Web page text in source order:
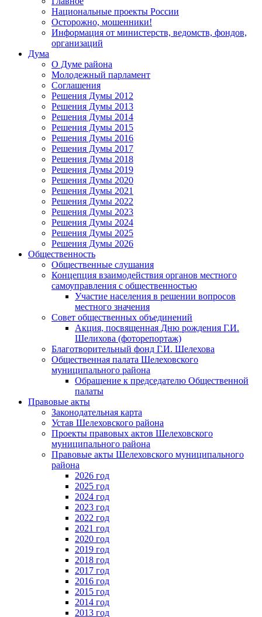
Национальные проекты России
Осторожно, мошенники!
Информация от министерств, ведомств, фондов,
организаций
Дума
О Думе района
Молодежный парламент
Соглашения
Решения Думы 2012
Решения Думы 2013
Решения Думы 2014
Решения Думы 2015
Решения Думы 2016
Решения Думы 2017
Решения Думы 2018
Решения Думы 2019
Решения Думы 2020
Решения Думы 2021
Решения Думы 2022
Решения Думы 2023
Решения Думы 2024
Решения Думы 2025
Решения Думы 2026
Общественность
Общественные слушания
Концепция взаимодействия органов местного
самоуправления с общественностью
Участие населения в решении вопросов
местного значения
Совет общественных объединений
Акция, посвященная Дню рождения Г.И.
Шелихова (фоторепортаж)
Благотворительный фонд Г.И. Шелехова
Общественная палата Шелеховского
муниципального района
Обращение к председателю Общественной
палаты
Правовые акты
Законодательная карта
Устав Шелеховского района
Проекты правовых актов Шелеховского
муниципального района
Правовые акты Шелеховского муниципального
района
2026 год
2025 год
2024 год
2023 год
2022 год
2021 год
2020 год
2019 год
2018 год
2017 год
2016 год
2015 год
2014 год
2013 год